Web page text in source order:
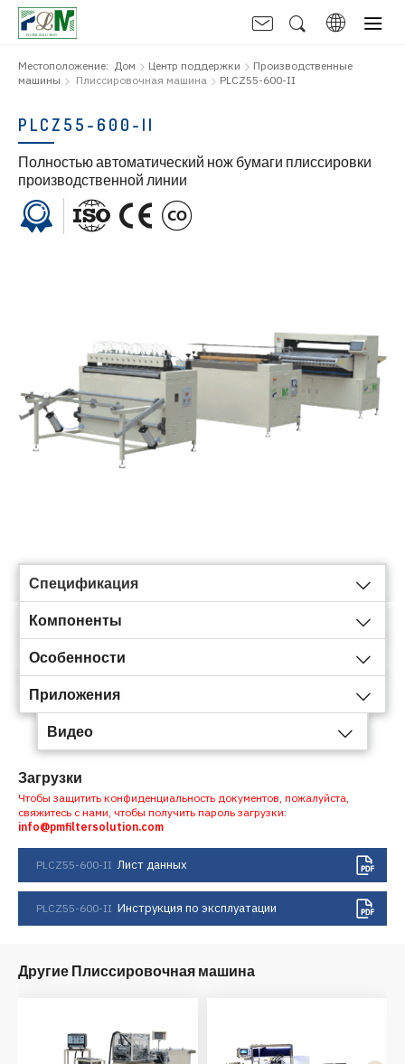
Местоположение: Дом Центр поддержки
Производственные
машины
Плиссировочная машина PLCZ55-600-II
PLCZ55-600-II
Полностью автоматический нож бумаги плиссировки
производственной линии
Спецификация
Компоненты
Особенности
Приложения
Видео
Загрузки
Чтобы защитить конфиденциальность документов, пожалуйста,
свяжитесь с нами, чтобы получить пароль загрузки:
info@pmfiltersolution.com
PLCZ55-600-II Лист данных
PLCZ55-600-II Инструкция по эксплуатации
Другие Плиссировочная машина